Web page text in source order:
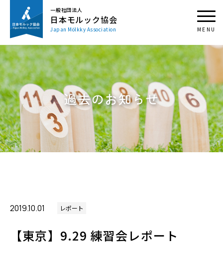
一般社団法人
日本モルック協会
Japan Mölkky Association
過去のお知らせ
2019.10.01 レポート
【東京】9.29 練習会レポート